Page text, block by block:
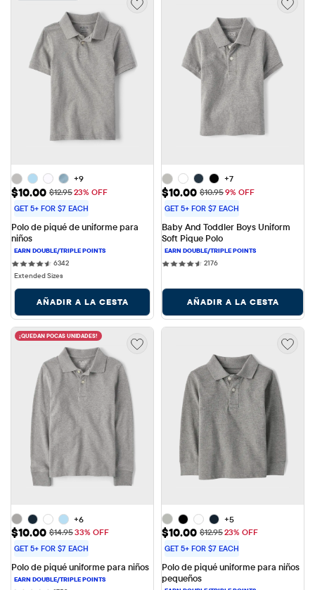
+9
Precio de venta: $10.00
$10.00 Precio original: $12.95
$12.9523% OFF
GET 5+ FOR $7 EACH
Polo de piqué de uniforme para
niños
63426342 reviews
Extended Sizes
AÑADIR A LA CESTA
+7
Precio de venta: $10.00
$10.00 Precio original: $10.95
$10.959% OFF
GET 5+ FOR $7 EACH
Baby And Toddler Boys Uniform
Soft Pique Polo
21762176 reviews
AÑADIR A LA CESTA
¡QUEDAN POCAS UNIDADES!
+6
Precio de venta: $10.00
$10.00 Precio original: $14.95
$14.9533% OFF
GET 5+ FOR $7 EACH
Polo de piqué uniforme para niños
+5
Precio de venta: $10.00
$10.00 Precio original: $12.95
$12.9523% OFF
GET 5+ FOR $7 EACH
Polo de piqué uniforme para niños
pequeños